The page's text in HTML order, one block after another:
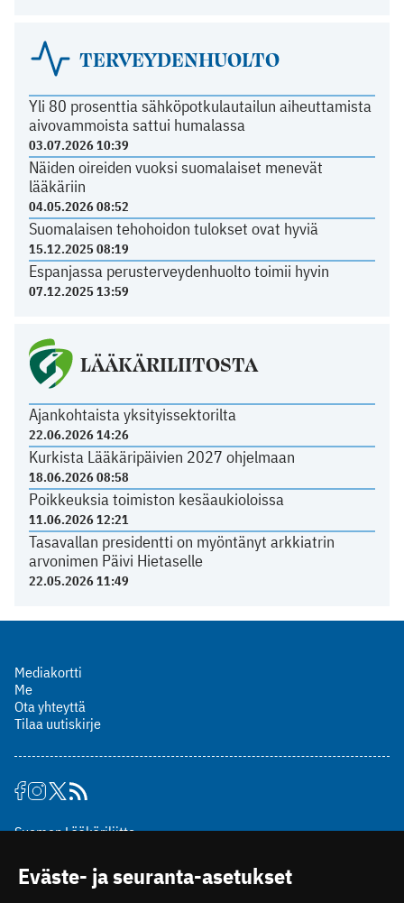
TERVEYDENHUOLTO
Yli 80 prosenttia sähköpotkulautailun aiheuttamista
aivovammoista sattui humalassa
03.07.2026 10:39
Näiden oireiden vuoksi suomalaiset menevät
lääkäriin
04.05.2026 08:52
Suomalaisen tehohoidon tulokset ovat hyviä
15.12.2025 08:19
Espanjassa perusterveydenhuolto toimii hyvin
07.12.2025 13:59
LÄÄKÄRILIITOSTA
Ajankohtaista yksityissektorilta
22.06.2026 14:26
Kurkista Lääkäripäivien 2027 ohjelmaan
18.06.2026 08:58
Poikkeuksia toimiston kesäaukioloissa
11.06.2026 12:21
Tasavallan presidentti on myöntänyt arkkiatrin
arvonimen Päivi Hietaselle
22.05.2026 11:49
Mediakortti
Me
Ota yhteyttä
Tilaa uutiskirje
Suomen Lääkäriliitto
00510 Helsinki
puh. (09) 393 091
Eväste- ja seuranta-asetukset